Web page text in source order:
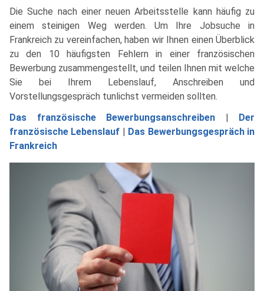
Die Suche nach einer neuen Arbeitsstelle kann häufig zu
einem steinigen Weg werden. Um Ihre Jobsuche in
Frankreich zu vereinfachen, haben wir Ihnen einen Überblick
zu den 10 häufigsten Fehlern in einer französischen
Bewerbung zusammengestellt, und teilen Ihnen mit welche
Sie bei Ihrem Lebenslauf, Anschreiben und
Vorstellungsgespräch tunlichst vermeiden sollten.
Das französische Bewerbungsanschreiben
Der
französische Lebenslauf
Das Bewerbungsgespräch in
Frankreich